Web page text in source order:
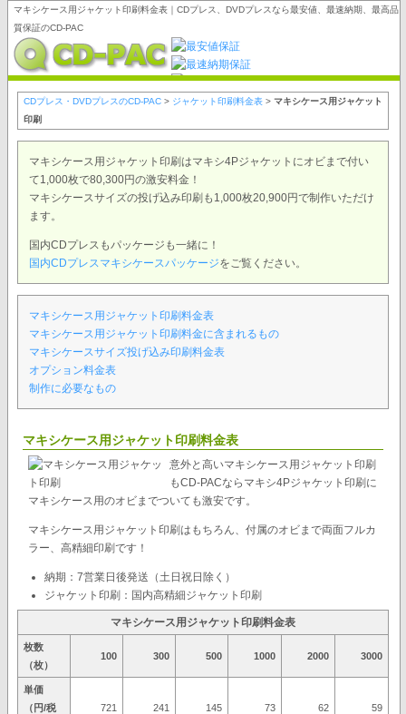
マキシケース用ジャケット印刷料金表｜CDプレス、DVDプレスなら最安値、最速納期、最高品
質保証のCD-PAC
CDプレス・DVDプレスのCD-PAC> ジャケット印刷料金表> マキシケース用ジャケット
印刷
マキシケース用ジャケット印刷はマキシ4Pジャケットにオビまで付い
て1,000枚で80,300円の激安料金！
マキシケースサイズの投げ込み印刷も1,000枚20,900円で制作いただけ
ます。
国内CDプレスもパッケージも一緒に！
国内CDプレスマキシケースパッケージをご覧ください。
マキシケース用ジャケット印刷料金表
マキシケース用ジャケット印刷料金に含まれるもの
マキシケースサイズ投げ込み印刷料金表
オプション料金表
制作に必要なもの
マキシケース用ジャケット印刷料金表
意外と高いマキシケース用ジャケット印刷
もCD-PACならマキシ4Pジャケット印刷に
マキシケース用のオビまでついても激安です。
マキシケース用ジャケット印刷はもちろん、付属のオビまで両面フルカ
ラー、高精細印刷です！
納期：7営業日後発送（土日祝日除く）
ジャケット印刷：国内高精細ジャケット印刷
マキシケース用ジャケット印刷料金表
枚数
（枚）
100 300 500 1000 2000 3000
単価
（円/税
721 241 145 73 62 59